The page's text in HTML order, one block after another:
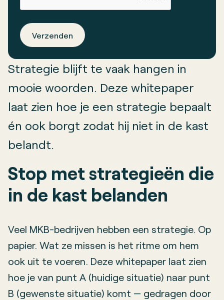
Strategie blijft te vaak hangen in
mooie woorden. Deze whitepaper
laat zien hoe je een strategie bepaalt
én ook borgt zodat hij niet in de kast
belandt.
Stop met strategieën die
in de kast belanden
Veel MKB-bedrijven hebben een strategie. Op
papier. Wat ze missen is het ritme om hem
ook uit te voeren. Deze whitepaper laat zien
hoe je van punt A (huidige situatie) naar punt
B (gewenste situatie) komt — gedragen door
Verzenden